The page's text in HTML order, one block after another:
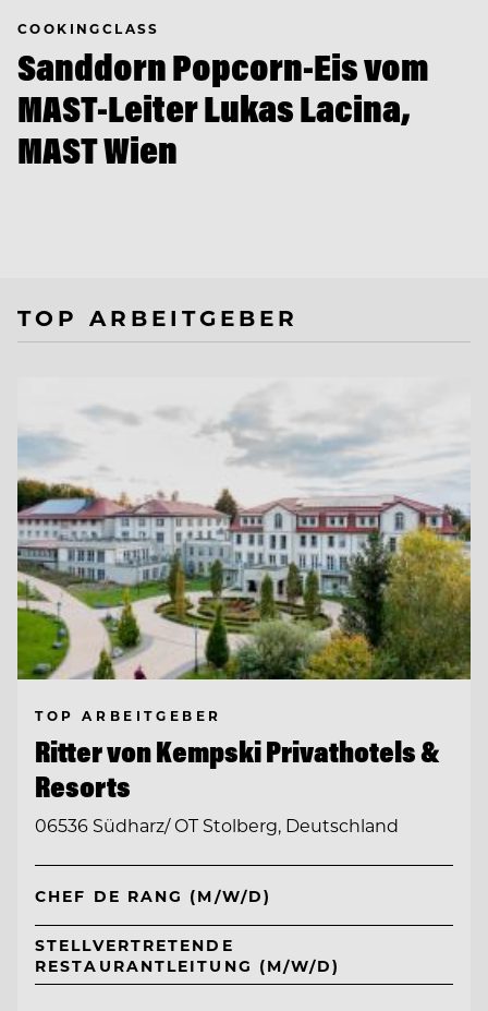
COOKINGCLASS
Sanddorn Popcorn-Eis vom
MAST-Leiter Lukas Lacina,
MAST Wien
TOP ARBEITGEBER
TOP ARBEITGEBER
Ritter von Kempski Privathotels &
Resorts
06536 Südharz/ OT Stolberg, Deutschland
CHEF DE RANG (M/W/D)
STELLVERTRETENDE
RESTAURANTLEITUNG (M/W/D)